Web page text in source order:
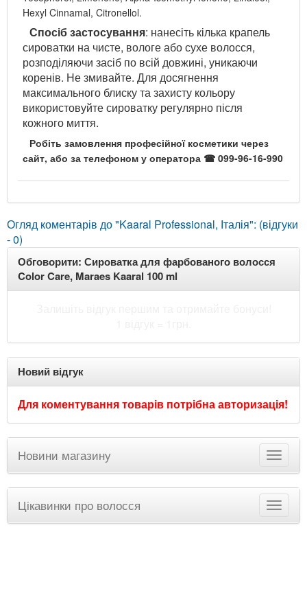
Hexyl Cinnamal, Citronellol.
Спосіб застосування: нанесіть кілька крапель
сироватки на чисте, вологе або сухе волосся,
розподіляючи засіб по всій довжині, уникаючи
коренів. Не змивайте. Для досягнення
максимального блиску та захисту кольору
використовуйте сироватку регулярно після
кожного миття.
Робіть замовлення професійної косметики через
сайт, або за телефоном у оператора ☎ 099-96-16-990
Огляд коментарів до "Kaaral Professional, Італія": (відгуки
- 0)
Обговорити: Сироватка для фарбованого волосся
Color Care, Maraes Kaaral 100 ml
Новий відгук
Для коментування товарів потрібна авторизація!
Новини магазину
Цікавинки про волосся